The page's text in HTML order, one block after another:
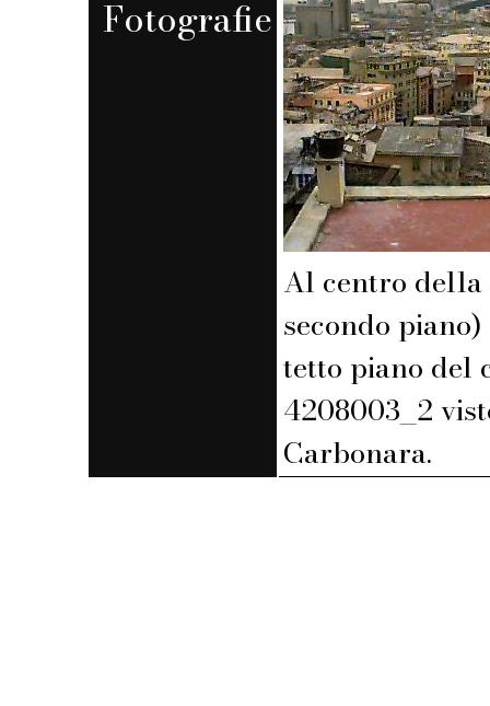
Fotografie
Al centro
secondo
tetto piano del
4208003_2
Carbonara.